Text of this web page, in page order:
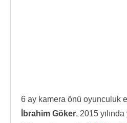
6 ay kamera önü oyunculuk
İbrahim Göker, 2015